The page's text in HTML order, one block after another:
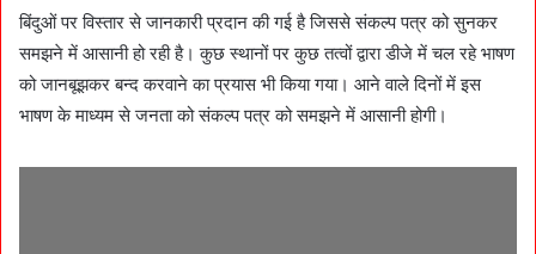
बिंदुओं पर विस्तार से जानकारी प्रदान की गई है जिससे संकल्प पत्र को सुनकर
समझने में आसानी हो रही है। कुछ स्थानों पर कुछ तत्वों द्वारा डीजे में चल रहे भाषण
को जानबूझकर बन्द करवाने का प्रयास भी किया गया। आने वाले दिनों में इस
भाषण के माध्यम से जनता को संकल्प पत्र को समझने में आसानी होगी।